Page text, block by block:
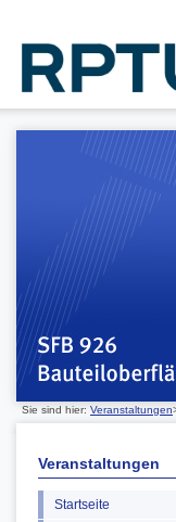
Sie sind hier: Veranstaltungen
Veranstaltungen
Startseite